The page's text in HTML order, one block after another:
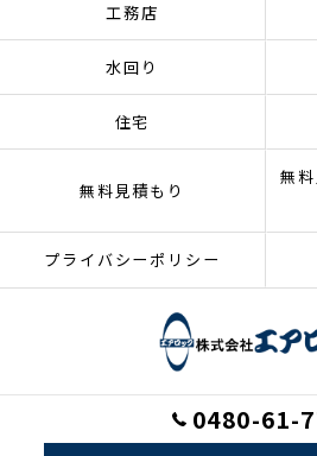
0480-61-
工務店
水回り
住宅
無料見積もり
無
プライバシーポリシー
© 2026 埼玉県加須市のリフォームなら株式
RESERVED.